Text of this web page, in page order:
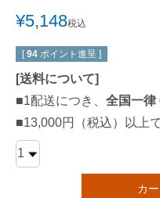
¥5,148税込
[ 94 ポイント進呈 ]
[送料について]
■1配送につき、 全国一律
■13,000円（税込）以上
カ